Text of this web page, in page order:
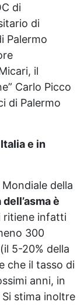
di
di
Palermo
il
Carlo Picco
di Palermo
e in
della
è
ritiene infatti
300
5-20% della
che il tasso di
anni, in
stima inoltre